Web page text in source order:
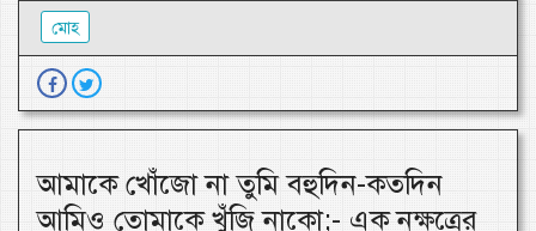
মোহ
আমাকে খোঁজো না তুমি বহুদিন-কতদিন
আমিও তোমাকে খুঁজি নাকো;- এক নক্ষত্রের